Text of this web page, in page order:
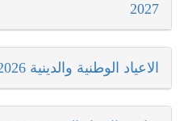
2027
الاعياد الوطنية والدينية 2026